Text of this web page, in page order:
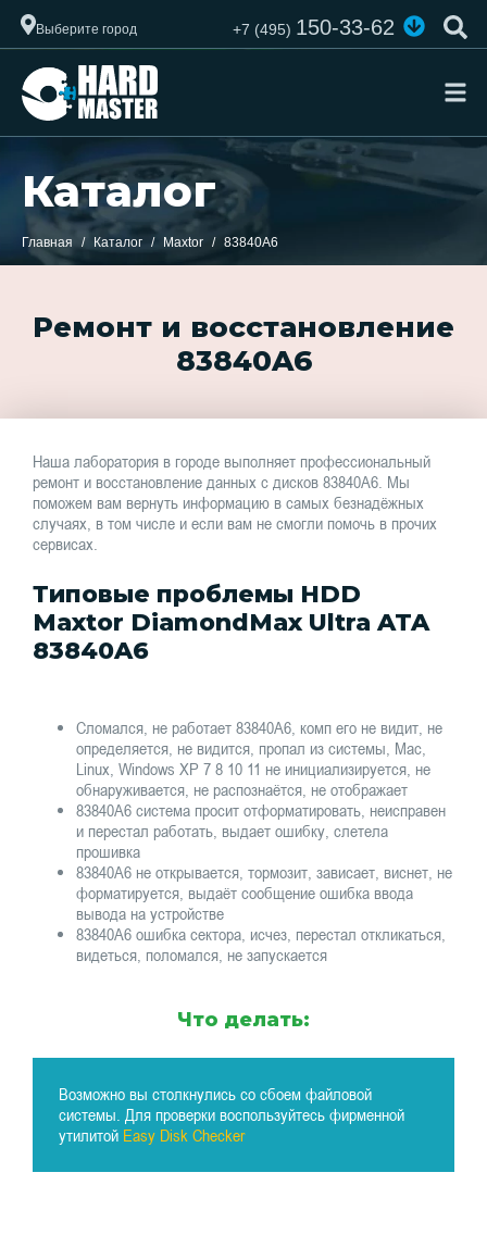
Выберите город +7 (495)150-33-62
Каталог
Главная Каталог Maxtor 83840A6
Ремонт и восстановление
83840A6
Наша лаборатория в городе выполняет профессиональный
ремонт и восстановление данных с дисков 83840A6. Мы
поможем вам вернуть информацию в самых безнадёжных
случаях, в том числе и если вам не смогли помочь в прочих
сервисах.
Типовые проблемы HDD
Maxtor DiamondMax Ultra ATA
83840A6
Сломался, не работает 83840A6, комп его не видит, не
определяется, не видится, пропал из системы, Mac,
Linux, Windows XP 7 8 10 11 не инициализируется, не
обнаруживается, не распознаётся, не отображает
83840A6 система просит отформатировать, неисправен
и перестал работать, выдает ошибку, слетела
прошивка
83840A6 не открывается, тормозит, зависает, виснет, не
форматируется, выдаёт сообщение ошибка ввода
вывода на устройстве
83840A6 ошибка сектора, исчез, перестал откликаться,
видеться, поломался, не запускается
Что делать:
Возможно вы столкнулись со сбоем файловой
системы. Для проверки воспользуйтесь фирменной
утилитой Easy Disk Checker